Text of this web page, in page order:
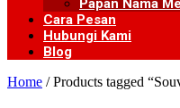
Papan Nama
Cara Pesan
Hubungi Kami
Blog
Home / Products tagged